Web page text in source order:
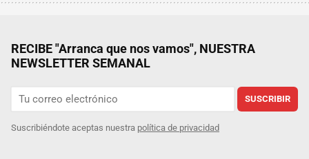
RECIBE "Arranca que nos vamos", NUESTRA
NEWSLETTER SEMANAL
SUSCRIBIR
Suscribiéndote aceptas nuestra política de privacidad